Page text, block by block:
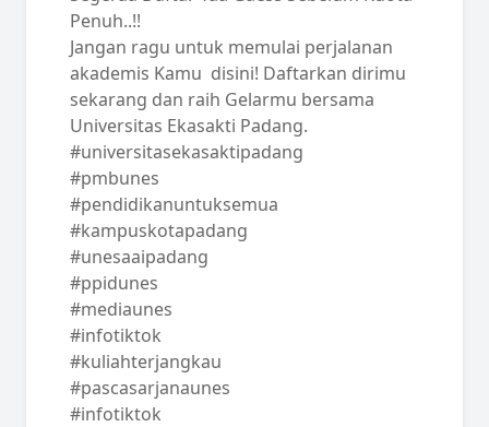
Penuh..!!
Jangan ragu untuk memulai perjalanan
akademis Kamu disini! Daftarkan dirimu
sekarang dan raih Gelarmu bersama
Universitas Ekasakti Padang.
#universitasekasaktipadang
#pmbunes
#pendidikanuntuksemua
#kampuskotapadang
#unesaaipadang
#ppidunes
#mediaunes
#infotiktok
#kuliahterjangkau
#pascasarjanaunes
#infotiktok